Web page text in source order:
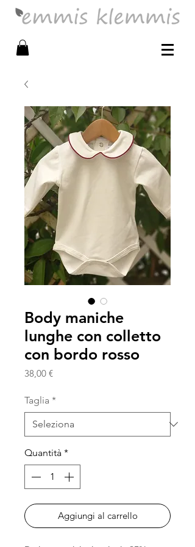
Body maniche
lunghe con colletto
con bordo rosso
38,00 €Prezzo
Taglia *
Quantità *
Aggiungi al carrello